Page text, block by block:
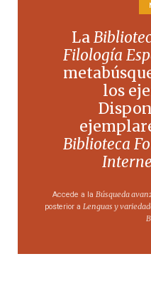
La
Filología
los
Biblioteca
Accede a la Búsqueda
posterior a Lenguas y